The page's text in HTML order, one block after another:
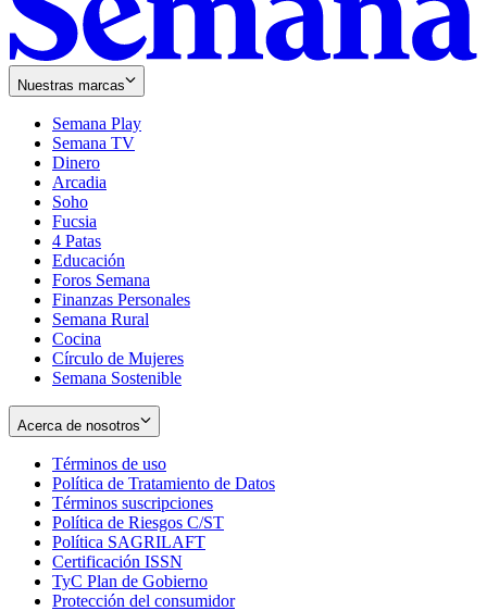
Nuestras marcas
Semana Play
Semana TV
Dinero
Arcadia
Soho
in
new
window
Fucsia
in
new
window
4 Patas
Educación
Foros Semana
Finanzas Personales
Semana Rural
Cocina
Círculo de Mujeres
Semana Sostenible
Acerca de nosotros
Términos de uso
in
new
window
Política de Tratamiento de Datos
Términos suscripciones
in
Política de Riesgos C/ST
Política SAGRILAFT
new
window
Certificación ISSN
in
new
TyC Plan de Gobierno
in
Protección del consumidorOpens